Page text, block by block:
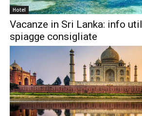
Hotel
Vacanze in Sri Lanka: info
spiagge consigliate